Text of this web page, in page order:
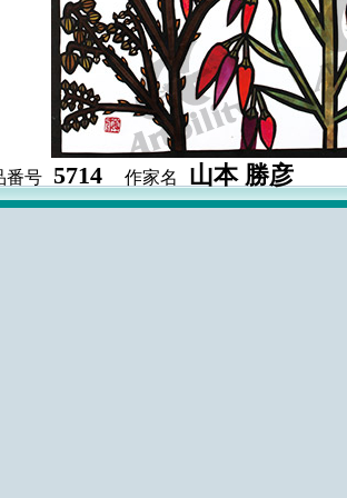
番号 5714 作家名 山本 勝彦